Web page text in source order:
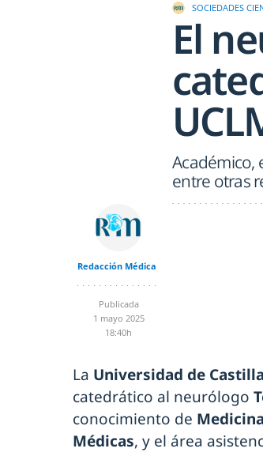
SOCIEDADES
El
Académico,
entre otras
Redacción Médica
Publicada
1 mayo 2025
18:40h
La Universidad de
catedrático al neurólogo
conocimiento de Medicina
Médicas, y el área